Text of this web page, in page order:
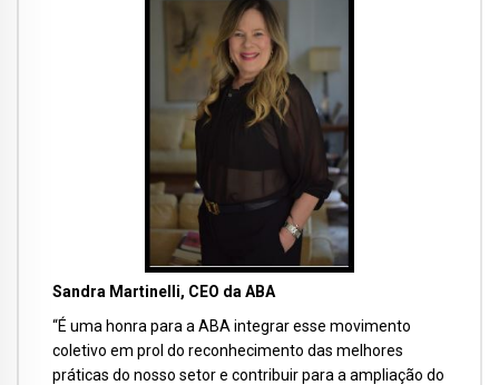
Sandra Martinelli, CEO da ABA
“É uma honra para a ABA integrar esse movimento
coletivo em prol do reconhecimento das melhores
práticas do nosso setor e contribuir para a ampliação do